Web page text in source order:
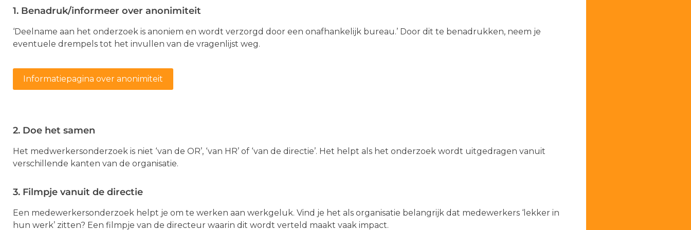
1. Benadruk/informeer over anonimiteit
‘Deelname aan het onderzoek is anoniem en wordt verzorgd door een onafhankelijk bureau.’ Door dit te benadrukken, neem je
eventuele drempels tot het invullen van de vragenlijst weg.
Informatiepagina over anonimiteit
2. Doe het samen
Het medwerkersonderzoek is niet ‘van de OR’, ‘van HR’ of ‘van de directie’. Het helpt als het onderzoek wordt uitgedragen vanuit
verschillende kanten van de organisatie.
3. Filmpje vanuit de directie
Een medewerkersonderzoek helpt je om te werken aan werkgeluk. Vind je het als organisatie belangrijk dat medewerkers ‘lekker in
hun werk’ zitten? Een filmpje van de directeur waarin dit wordt verteld maakt vaak impact.